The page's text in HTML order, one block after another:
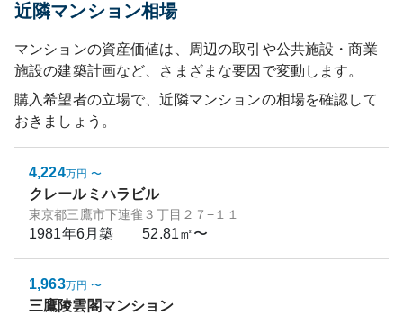
近隣マンション相場
マンションの資産価値は、周辺の取引や公共施設・商業
施設の建築計画など、さまざまな要因で変動します。
購入希望者の立場で、近隣マンションの相場を確認して
おきましょう。
4,224万円 〜
クレールミハラビル
東京都三鷹市下連雀３丁目２７−１１
1981年6月築 52.81㎡〜
1,963万円 〜
三鷹陵雲閣マンション